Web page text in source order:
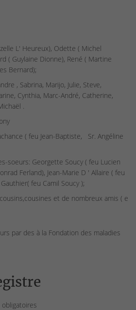
L' Heureux), Odette ( Michel
( Guylaine Dionne), René ( Martine
Bernard);
, Sabrina, Marijo, Julie, Steve,
Cynthia, Marc-André, Catherine,
.
( feu Jean-Baptiste, Sr. Angéline
soeurs: Georgette Soucy ( feu Lucien
Ferland), Jean-Marie D ' Allaire ( feu
feu Camil Soucy );
et de nombreux amis ( e
par des à la Fondation des maladies